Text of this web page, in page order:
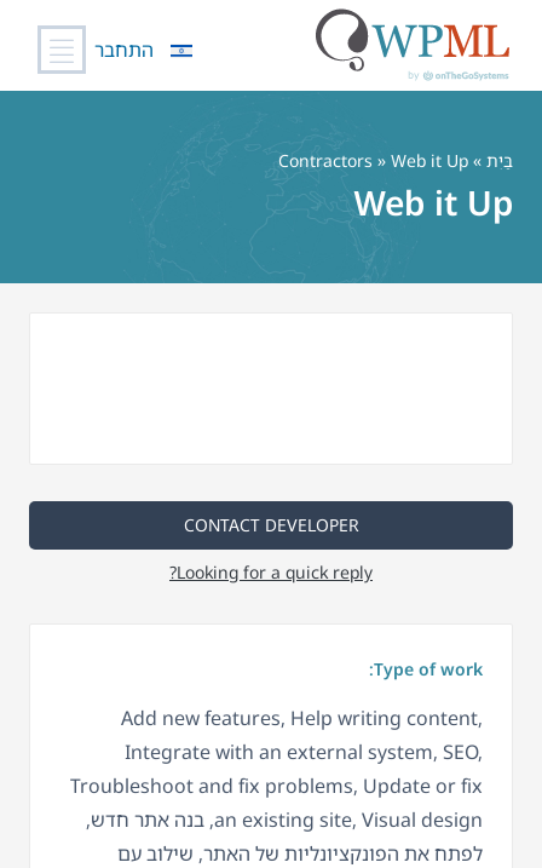
התחבר
בַּיִת »
Contractors » Web it Up
Web it Up
CONTACT DEVELOPER
Looking for a quick reply?
Type of work:
Add new features, Help writing content,
Integrate with an external system, SEO,
Troubleshoot and fix problems, Update or fix
an existing site, Visual design, בנה אתר חדש,
לפתח את הפונקציונליות של האתר, שילוב עם